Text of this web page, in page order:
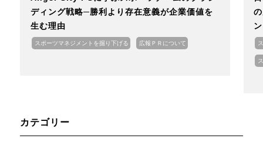
ディング戦略─勝利より存在意義が企業価値を
生む理由
スポーツマネジメントを掘り下げる 広報ＰＲについて
カテゴリー